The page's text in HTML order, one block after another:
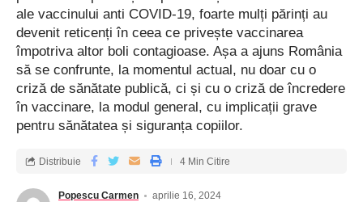
ale vaccinului anti COVID-19, foarte mulți părinți au
devenit reticenți în ceea ce privește vaccinarea
împotriva altor boli contagioase. Așa a ajuns România
să se confrunte, la momentul actual, nu doar cu o
criză de sănătate publică, ci și cu o criză de încredere
în vaccinare, la modul general, cu implicații grave
pentru sănătatea și siguranța copiilor.
Popescu Carmen
aprilie 16, 2024
Distribuie 4 Min Citire